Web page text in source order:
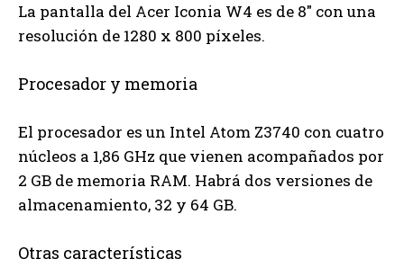
La pantalla del Acer Iconia W4 es de 8″ con una
resolución de 1280 x 800 píxeles.
Procesador y memoria
El procesador es un Intel Atom Z3740 con cuatro
núcleos a 1,86 GHz que vienen acompañados por
2 GB de memoria RAM. Habrá dos versiones de
almacenamiento, 32 y 64 GB.
Otras características